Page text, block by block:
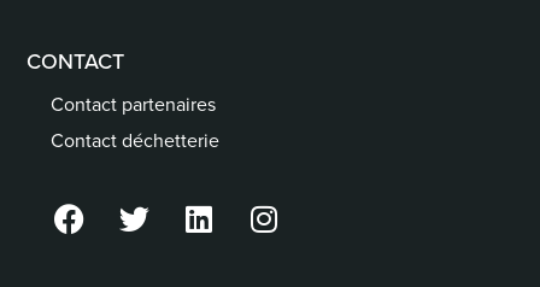
CONTACT
Contact partenaires
Contact déchetterie